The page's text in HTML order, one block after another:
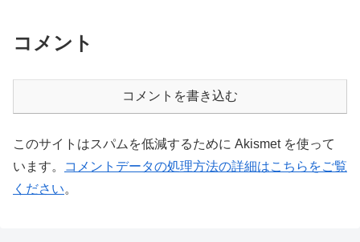
コメント
コメントを書き込む
このサイトはスパムを低減するために Akismet を使って
います。
コメントデータの処理方法の詳細はこちらをご覧
ください。